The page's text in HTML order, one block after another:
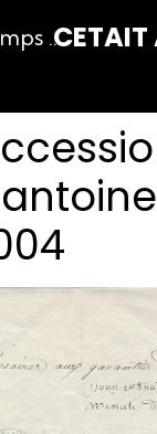
CETAIT